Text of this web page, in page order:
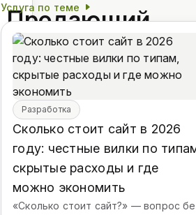
Продающий
лендинг:
структура
по
блокам,
цены
2026
Услуга по теме
Разработка
Сколько стоит сайт в 2026
году: честные вилки по
скрытые расходы и где
можно экономить
«Сколько стоит сайт?» — вопрос